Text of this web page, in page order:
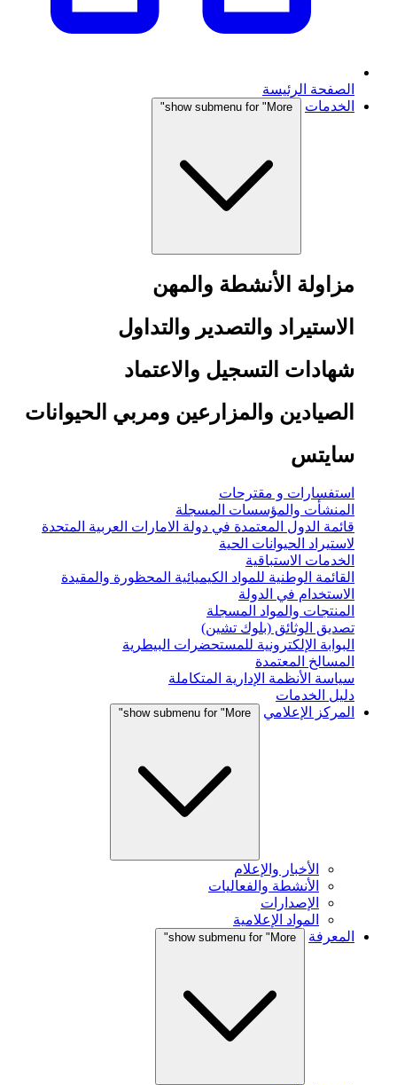
الصفحة الرئيسة
الخدمات
show submenu for "More"
مزاولة الأنشطة والمهن
الاستيراد والتصدير والتداول
شهادات التسجيل والاعتماد
الصيادين والمزارعين ومربي الحيوانات
سايتس
استفسارات و مقترحات
المنشأت والمؤسسات المسجلة
قائمة الدول المعتمدة في دولة الامارات العربية المتحدة
لاستيراد الحيوانات الحية
الخدمات الاستباقية
القائمة الوطنية للمواد الكيميائية المحظورة والمقيدة
الاستخدام في الدولة
المنتجات والمواد المسجلة
تصديق الوثائق (بلوك تشين)
البوابة الإلكترونية للمستحضرات البيطرية
المسالخ المعتمدة
سياسة الأنظمة الإدارية المتكاملة
دليل الخدمات
المركز الإعلامي
show submenu for "More"
الأخبار والإعلام
الأنشطة والفعاليات
الإصدارات
المواد الإعلامية
المعرفة
show submenu for "More"